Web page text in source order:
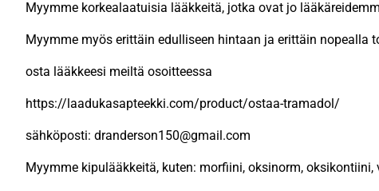
Myymme korkealaatuisia lääkkeitä, jotka ovat jo
Myymme myös erittäin edulliseen hintaan ja erittäin nopealla
osta lääkkeesi meiltä osoitteessa
https://laadukasapteekki.com/product/ostaa-tramadol/
sähköposti: dranderson150@gmail.com
Myymme kipulääkkeitä, kuten: morfiini, oksinorm,